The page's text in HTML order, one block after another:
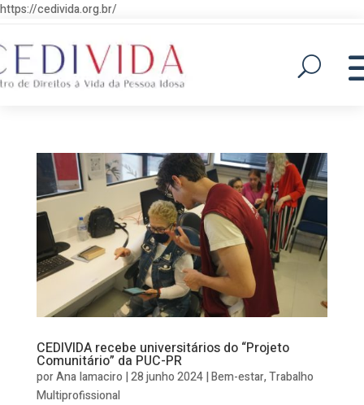
https://cedivida.org.br/
CEDIVIDA recebe universitários do “Projeto
Comunitário” da PUC-PR
porAna Iamaciro |28 junho 2024|Bem-estar,Trabalho
Multiprofissional